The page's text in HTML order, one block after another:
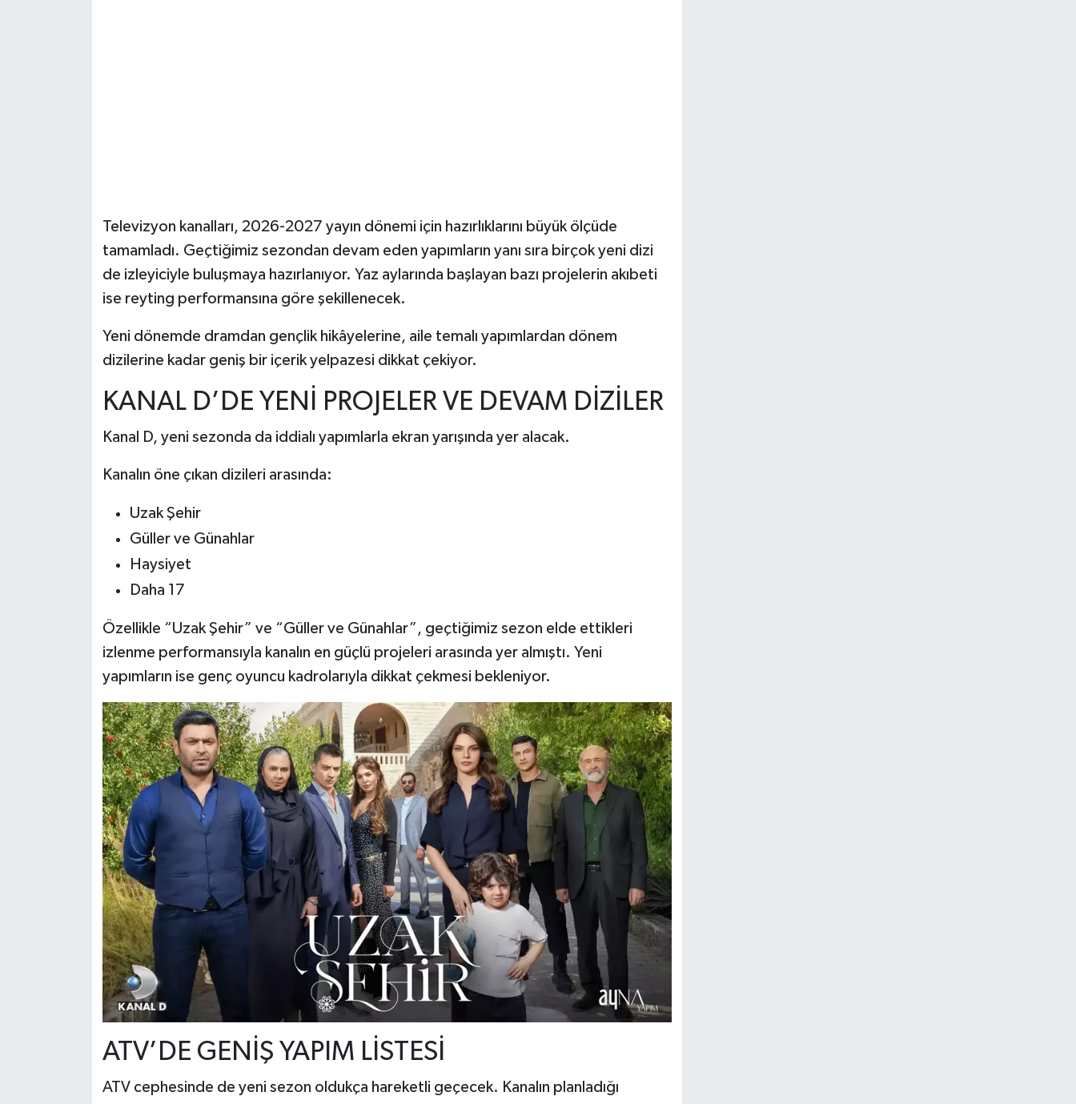
Televizyon kanalları, 2026-2027 yayın dönemi için hazırlıklarını büyük ölçüde
tamamladı. Geçtiğimiz sezondan devam eden yapımların yanı sıra birçok yeni dizi
de izleyiciyle buluşmaya hazırlanıyor. Yaz aylarında başlayan bazı projelerin akıbeti
ise reyting performansına göre şekillenecek.
Yeni dönemde dramdan gençlik hikâyelerine, aile temalı yapımlardan dönem
dizilerine kadar geniş bir içerik yelpazesi dikkat çekiyor.
KANAL D’DE YENİ PROJELER VE DEVAM DİZİLER
Kanal D, yeni sezonda da iddialı yapımlarla ekran yarışında yer alacak.
Kanalın öne çıkan dizileri arasında:
Uzak Şehir
Güller ve Günahlar
Haysiyet
Daha 17
Özellikle “Uzak Şehir” ve “Güller ve Günahlar”, geçtiğimiz sezon elde ettikleri
izlenme performansıyla kanalın en güçlü projeleri arasında yer almıştı. Yeni
yapımların ise genç oyuncu kadrolarıyla dikkat çekmesi bekleniyor.
ATV’DE GENİŞ YAPIM LİSTESİ
ATV cephesinde de yeni sezon oldukça hareketli geçecek. Kanalın planladığı
Teknoloji Haberleri
Dünya Haberleri
Yerel Haberler
Haber Arşivi